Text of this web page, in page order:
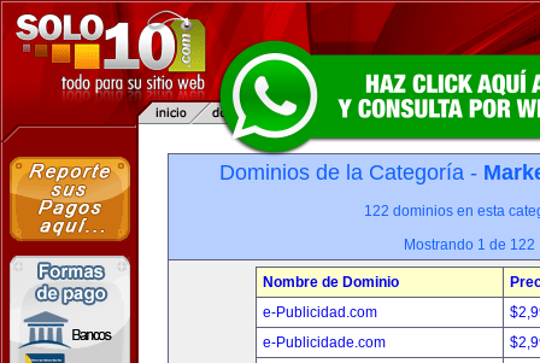
Dominios de la Categoría -
122 dominios en esta
Mostrando 1 de 122
Nombre de Dominio
e-Publicidad.com
e-Publicidade.com